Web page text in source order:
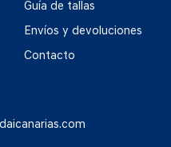
Guía de tallas
Envíos y devoluciones
Contacto